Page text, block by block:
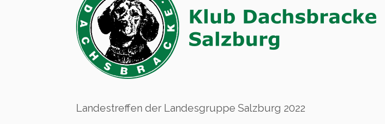
Landestreffen der Landesgruppe Salzburg 2022